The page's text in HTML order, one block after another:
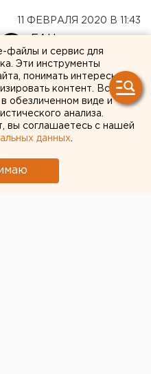
11 ФЕВРАЛЯ 2020 В 11:43
может
зона для
файлы и сервис для
Эти инструменты
понимать интересы
контент. Вся
обезличенном виде и
анализа.
вы соглашаетесь с нашей
данных